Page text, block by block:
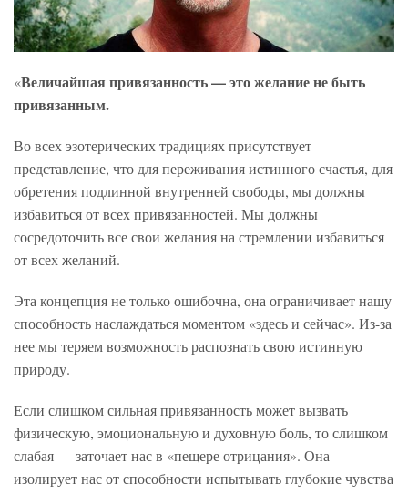
«Величайшая привязанность — это желание не быть
привязанным.
Во всех эзотерических традициях присутствует
представление, что для переживания истинного счастья, для
обретения подлинной внутренней свободы, мы должны
избавиться от всех привязанностей. Мы должны
сосредоточить все свои желания на стремлении избавиться
от всех желаний.
Эта концепция не только ошибочна, она ограничивает нашу
способность наслаждаться моментом «здесь и сейчас». Из-за
нее мы теряем возможность распознать свою истинную
природу.
Если слишком сильная привязанность может вызвать
физическую, эмоциональную и духовную боль, то слишком
слабая — заточает нас в «пещере отрицания». Она
изолирует нас от способности испытывать глубокие чувства